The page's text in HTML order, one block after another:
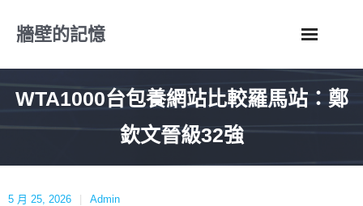
牆壁的記憶
WTA1000台包養網站比較羅馬站：鄭
欽文晉級32強
5 月 25, 2026 Admin